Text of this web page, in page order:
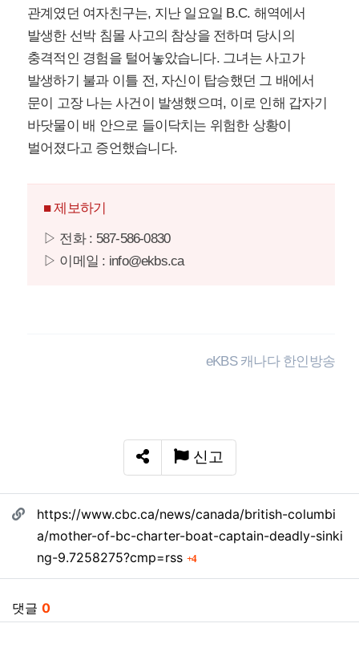
관계였던 여자친구는, 지난 일요일 B.C. 해역에서
발생한 선박 침몰 사고의 참상을 전하며 당시의
충격적인 경험을 털어놓았습니다. 그녀는 사고가
발생하기 불과 이틀 전, 자신이 탑승했던 그 배에서
문이 고장 나는 사건이 발생했으며, 이로 인해 갑자기
바닷물이 배 안으로 들이닥치는 위험한 상황이
벌어졌다고 증언했습니다.
■ 제보하기
▷ 전화 : 587-586-0830
▷ 이메일 : info@ekbs.ca
eKBS 캐나다 한인방송
SNS 공유
신고
관련자료
https://www.cbc.ca/news/canada/british-columbi
a/mother-of-bc-charter-boat-captain-deadly-sinki
ng-9.7258275?cmp=rss
4회 연결
댓글 0